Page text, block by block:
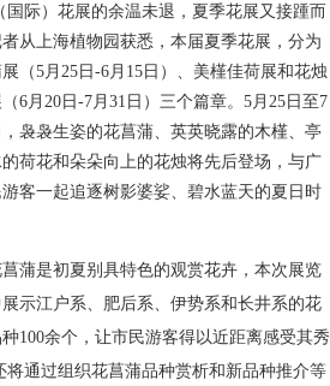
国际）花展的余温未退，夏季花展又接踵而
从上海植物园获悉，本届夏季花展，分为
（5月25日-6月15日）、美槿佳荷展和花烛
（6月20日-7月31日）三个篇章。5月25日至7
，袅袅生姿的花菖蒲、英英晓露的木槿 、亭
荷花和朵朵向上的花烛将先后登场，与广
客一起追逐树影婆娑、碧水蓝天的夏日时
蒲是初夏别具特色的观赏花卉 ，本次展览
示江户系、肥后系、伊势系和长井系的花
100余个，让市民游客得以近距离感受其秀
通过组织花菖蒲品种赏析和新品种推介等